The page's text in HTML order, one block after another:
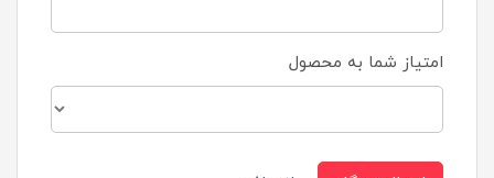
امتیاز شما به محصول